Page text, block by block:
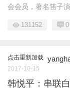
会会员，著名笛子
131152 0
点击重新加载
2017-10-15
韩悦平：串联